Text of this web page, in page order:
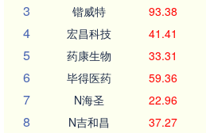
3 锴威特 93.38
4 宏昌科技 41.41
5 药康生物 33.31
6 毕得医药 59.36
7 N海圣 22.96
8 N吉和昌 37.27